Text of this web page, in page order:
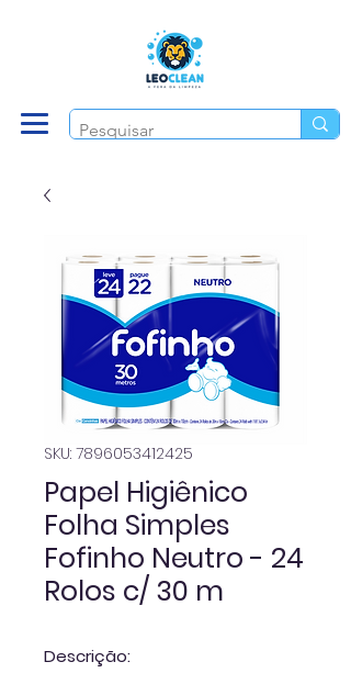
SKU: 7896053412425
Papel Higiênico
Folha Simples
Fofinho Neutro - 24
Rolos c/ 30 m
Descrição: